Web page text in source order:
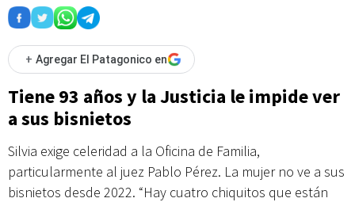
+ Agregar El Patagonico en
Tiene 93 años y la Justicia le impide ver
a sus bisnietos
Silvia exige celeridad a la Oficina de Familia,
particularmente al juez Pablo Pérez. La mujer no ve a sus
bisnietos desde 2022. “Hay cuatro chiquitos que están